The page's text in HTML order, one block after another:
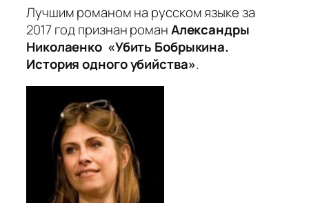
Лучшим романом на русском языке за
2017 год признан романАлександры
Николаенко «Убить Бобрыкина.
История одного убийства».